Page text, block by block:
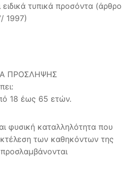
τυπικά προσόντα (άρθρο
1997)
ΠΡΟΣΛΗΨΗΣ
18 έως 65 ετών.
φυσική καταλληλότητα που
των καθηκόντων της